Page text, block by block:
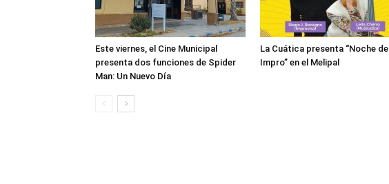
Este viernes, el Cine Municipal
presenta dos funciones de Spider
Man: Un Nuevo Día
La Cuática presenta “Noche de
Impro” en el Melipal